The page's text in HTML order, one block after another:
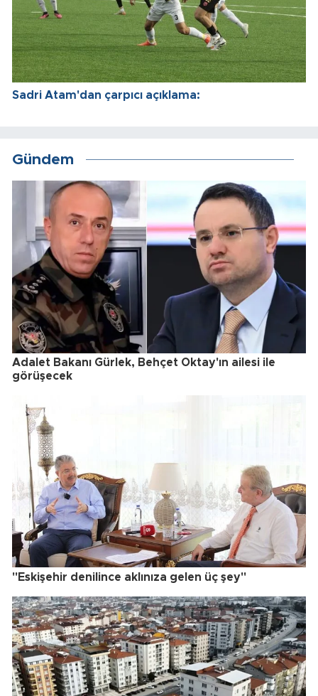
Sadri Atam'dan çarpıcı açıklama:
Gündem
Adalet Bakanı Gürlek, Behçet Oktay'ın ailesi ile
görüşecek
"Eskişehir denilince aklınıza gelen üç şey"